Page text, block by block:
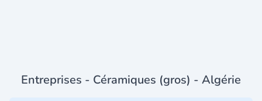
Entreprises - Céramiques (gros) - Algérie